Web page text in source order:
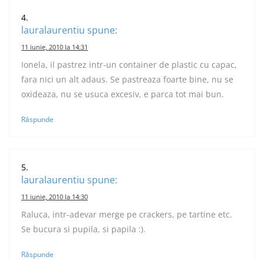
lauralaurentiu spune:
11 iunie, 2010 la 14:31
Ionela, il pastrez intr-un container de plastic cu capac,
fara nici un alt adaus. Se pastreaza foarte bine, nu se
oxideaza, nu se usuca excesiv, e parca tot mai bun.
Răspunde
lauralaurentiu spune:
11 iunie, 2010 la 14:30
Raluca, intr-adevar merge pe crackers, pe tartine etc.
Se bucura si pupila, si papila :).
Răspunde